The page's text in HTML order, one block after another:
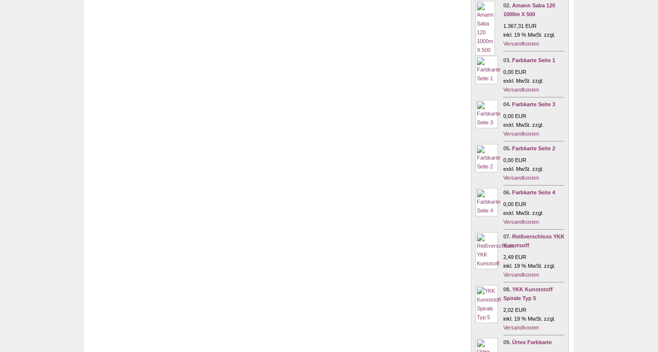
02. Amann Saba 120
1000m X 500
1.367,31 EUR
inkl. 19 % MwSt. zzgl.
Versandkosten
03. Farbkarte Seite 1
0,00 EUR
exkl. MwSt. zzgl.
Versandkosten
04. Farbkarte Seite 3
0,00 EUR
exkl. MwSt. zzgl.
Versandkosten
05. Farbkarte Seite 2
0,00 EUR
exkl. MwSt. zzgl.
Versandkosten
06. Farbkarte Seite 4
0,00 EUR
exkl. MwSt. zzgl.
Versandkosten
07. Reißverschluss YKK
Kunstsoff
2,49 EUR
inkl. 19 % MwSt. zzgl.
Versandkosten
08. YKK Kunststoff
Spirale Typ 5
2,02 EUR
inkl. 19 % MwSt. zzgl.
Versandkosten
09. Ürtex Farbkarte